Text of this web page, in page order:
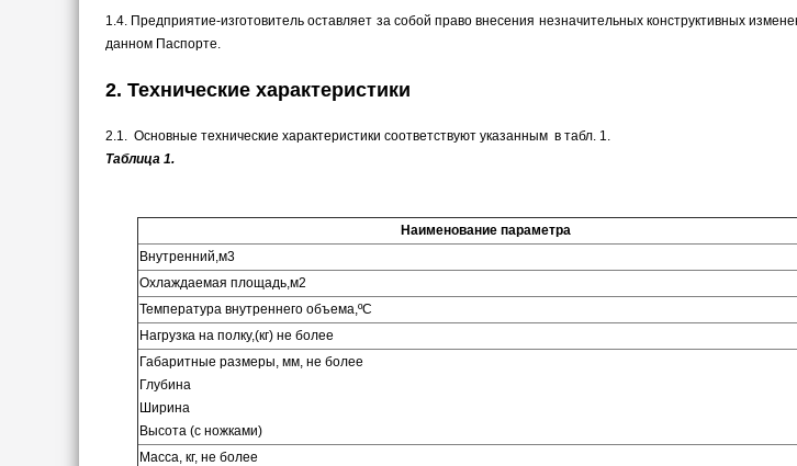
1.4. Предприятие-изготовитель оставляет за собой право внесения незначительных конструктивных
данном Паспорте.
2. Технические характеристики
2.1. Основные технические характеристики соответствуют указанным в табл. 1.
Таблица 1.
Наименование параметра
Внутренний,м3
Охлаждаемая площадь,м2
Температура внутреннего объема,ºС
Нагрузка на полку,(кг) не более
Габаритные размеры, мм, не более
Глубина
Ширина
Высота (с ножками)
Масса, кг, не более